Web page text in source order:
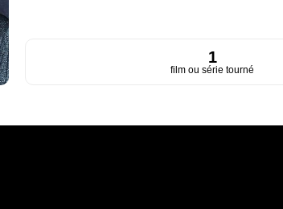
1
film ou série tourné